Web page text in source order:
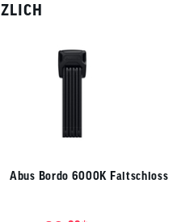
Abus Bordo 6000K Faltschloss